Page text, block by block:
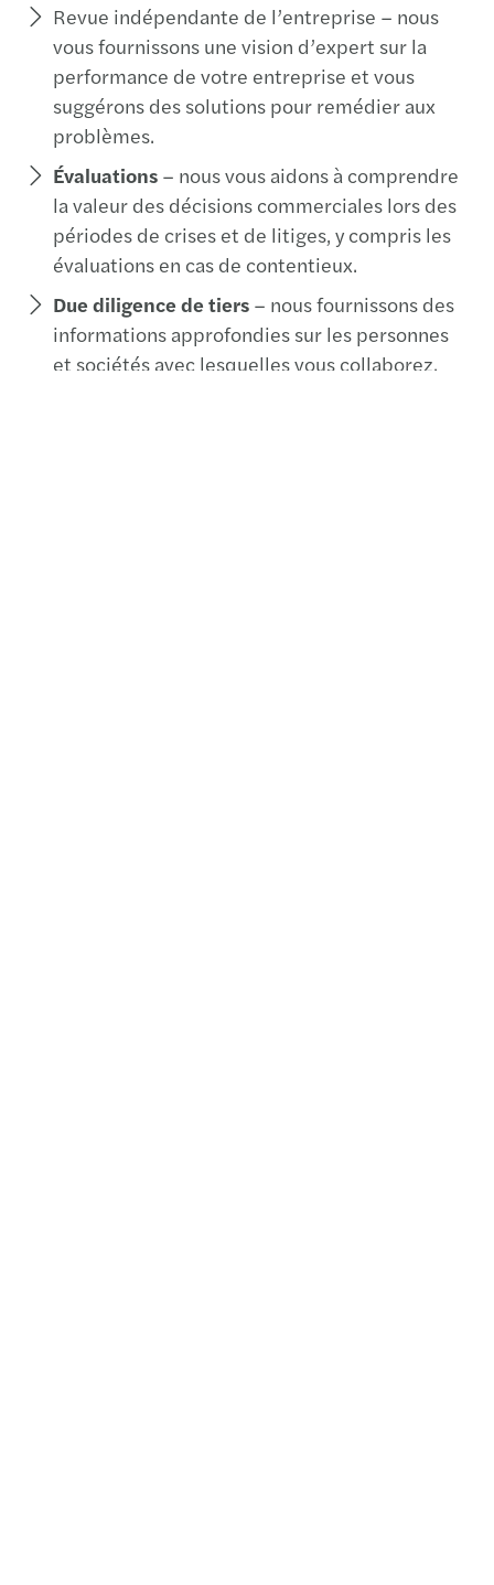
Revue indépendante de l’entreprise – nous
vous fournissons une vision d’expert sur la
performance de votre entreprise et vous
suggérons des solutions pour remédier aux
problèmes.
Évaluations – nous vous aidons à comprendre
la valeur des décisions commerciales lors des
périodes de crises et de litiges, y compris les
évaluations en cas de contentieux.
Due diligence de tiers – nous fournissons des
informations approfondies sur les personnes
et sociétés avec lesquelles vous collaborez.